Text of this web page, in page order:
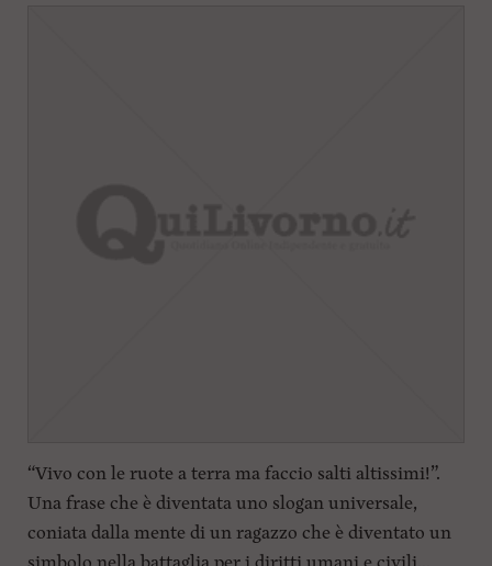
“Vivo con le ruote a terra ma faccio salti altissimi!”.
Una frase che è diventata uno slogan universale,
coniata dalla mente di un ragazzo che è diventato un